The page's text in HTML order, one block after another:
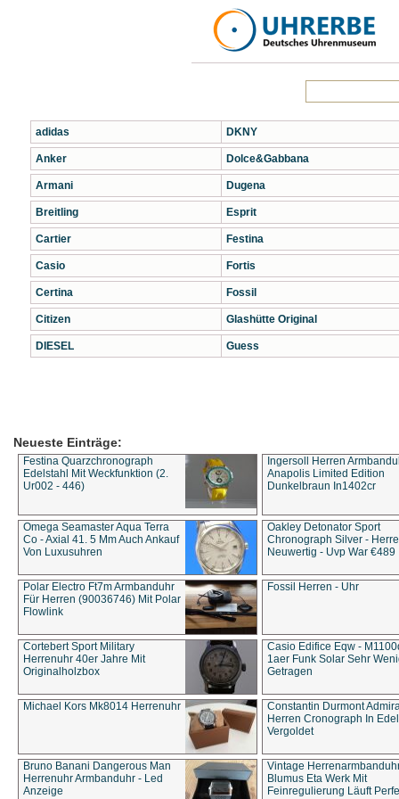
adidas
Anker
Armani
Breitling
Cartier
Casio
Certina
Citizen
DIESEL
DKNY
Dolce&Gabbana
Dugena
Esprit
Festina
Fortis
Fossil
Glashütte Original
Guess
Neueste Einträge:
Festina Quarzchronograph
Edelstahl Mit Weckfunktion (2.
Ur002 - 446)
Ingersoll Herren
Anapolis Limited Edition
Dunkelbraun In1402cr
Omega Seamaster Aqua Terra
Co - Axial 41. 5 Mm Auch Ankauf
Von Luxusuhren
Oakley Detonator Sport
Chronograph Silver -
Neuwertig - Uvp War €489
Polar Electro Ft7m Armbanduhr
Für Herren (90036746) Mit Polar
Flowlink
Fossil Herren - Uhr
Cortebert Sport Military
Herrenuhr 40er Jahre Mit
Originalholzbox
Casio Edifice Eqw -
1aer Funk Solar Sehr
Getragen
Michael Kors Mk8014 Herrenuhr
Constantin Durmont
Herren Cronograph In
Vergoldet
Bruno Banani Dangerous Man
Herrenuhr Armbanduhr - Led
Anzeige
Vintage
Blumus Eta Werk Mit
Feinregulierung Läuft